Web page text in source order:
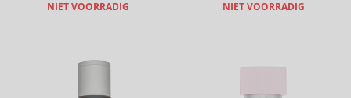
NIET VOORRADIG NIET VOORRADIG